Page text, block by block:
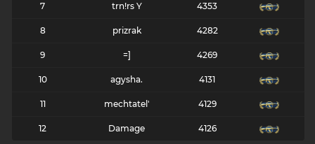
7 trn!rs Y 4353
8 prizrak 4282
9 =] 4269
10 agysha. 4131
11 mechtatel' 4129
12 Damage 4126